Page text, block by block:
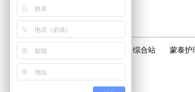
友情链接 蒙泰护理 综合站 蒙泰护